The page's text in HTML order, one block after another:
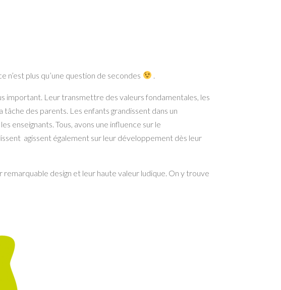
ce n’est plus qu’une question de secondes
important. Leur transmettre des valeurs fondamentales, les
des parents. Les enfants grandissent dans un
enseignants. Tous, avons une influence sur le
agissent également sur leur développement dès leur
design et leur haute valeur ludique. On y trouve